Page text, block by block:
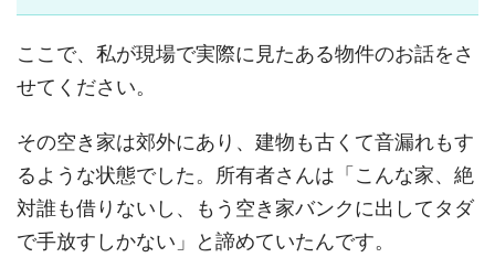
ここで、私が現場で実際に見たある物件のお話をさ
せてください。
その空き家は郊外にあり、建物も古くて音漏れもす
るような状態でした。所有者さんは「こんな家、絶
対誰も借りないし、もう空き家バンクに出してタダ
で手放すしかない」と諦めていたんです。